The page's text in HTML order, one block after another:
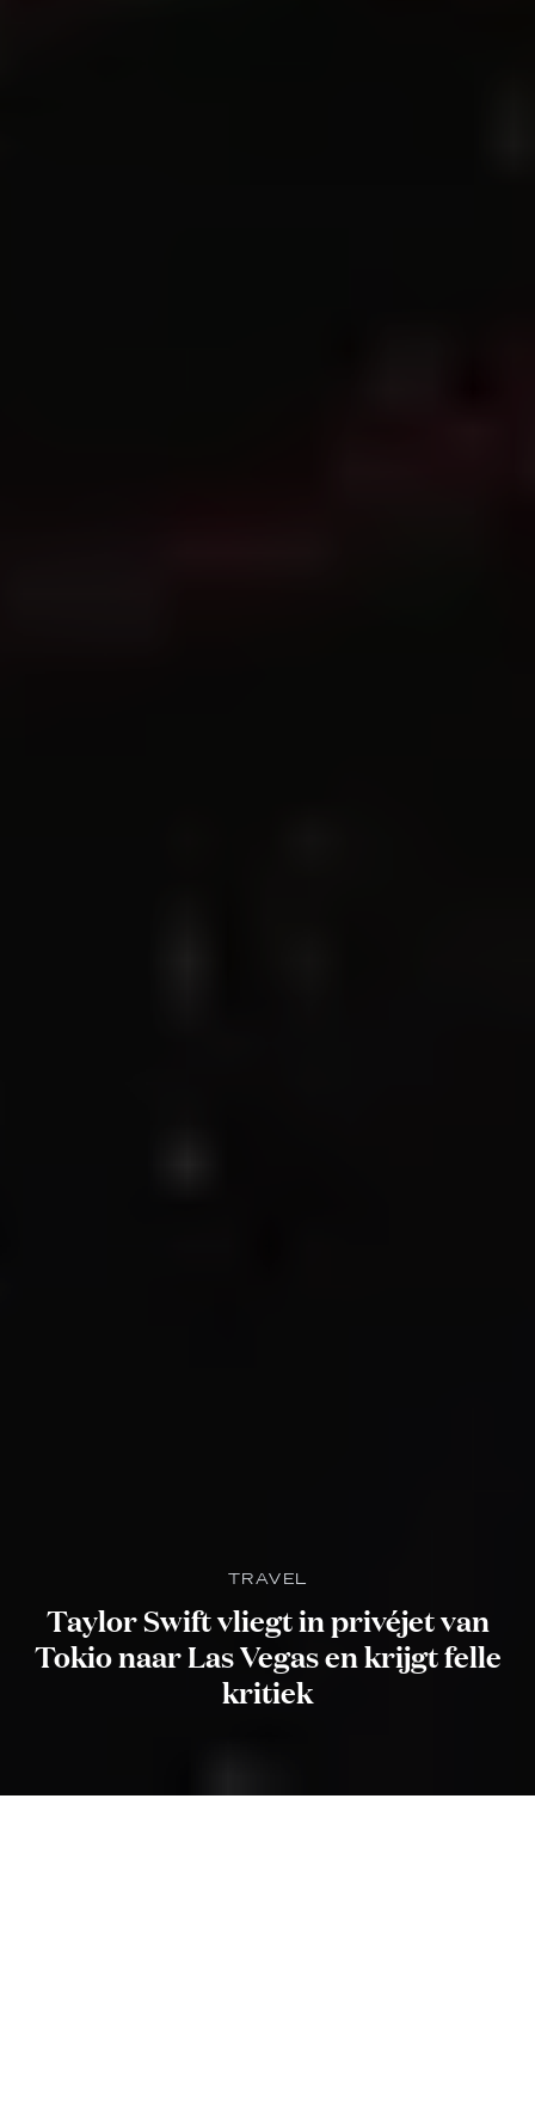
TRAVEL
Taylor Swift vliegt in privéjet van
Tokio naar Las Vegas en krijgt felle
kritiek